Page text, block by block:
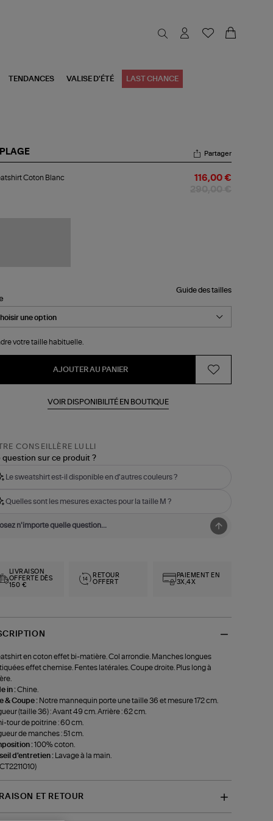
TENDANCES VALISE D'ÉTÉ LAST CHANCE
Partager
Coton Blanc 116,00 €
Guide des tailles
votre taille habituelle.
AJOUTER AU PANIER
VOIR DISPONIBILITÉ EN BOUTIQUE
CONSEILLÈRE LULLI
question sur ce produit ?
Le sweatshirt est-il disponible en d'autres couleurs ?
Quelles sont les mesures exactes pour la taille M ?
LIVRAISON
OFFERTE DÈS
150 €
RETOUR
OFFERT
PAIEMENT EN
3X,4X
en coton effet bi-matière. Col arrondie. Manches longues
effet chemise. Fentes latérales. Coupe droite. Plus long à
in :Chine.
& Coupe : Notre mannequin porte une taille 36 et mesure 172 cm.
(taille 36) : Avant 49 cm. Arrière : 62 cm.
tour de poitrine : 60 cm.
de manches : 51 cm.
:100% coton.
d'entretien :
Lavage à la main.
ET RETOUR